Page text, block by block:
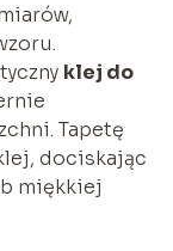
klej do
Tapetę
dociskając
miękkiej